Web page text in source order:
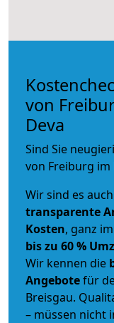
von
Deva
Sind Sie
von Freiburg im
Wir sind es
transparente
Kosten, ganz
bis zu 60 %
Wir kennen die
Angebotefür
Breisgau.
– müssen nicht